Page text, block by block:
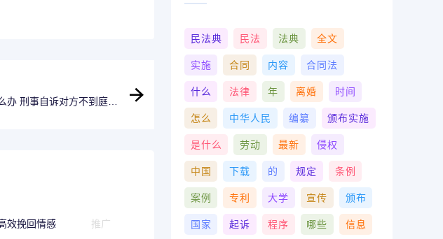
办 刑事自诉对方不到庭怎
效挽回情感
推广
民法典 民法 法典 全文
实施 合同 内容 合同法
什么 法律 年 离婚 时间
怎么 中华人民 编纂 颁布实施
是什么 劳动 最新 侵权
中国 下载 的 规定 条例
案例 专利 大学 宣传 颁布
国家 起诉 程序 哪些 信息